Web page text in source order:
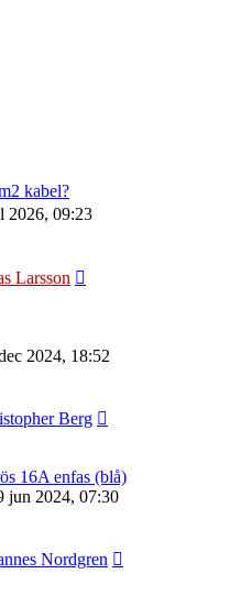
kabel?
2026, 09:23
Larsson
2024, 18:52
Berg
16A enfas (blå)
jun 2024, 07:30
Nordgren